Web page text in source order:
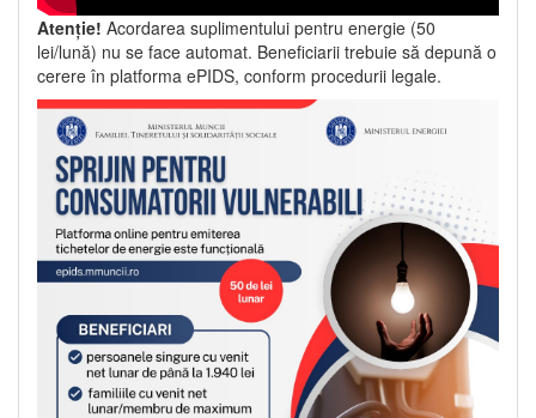
Atenție! Acordarea suplimentului pentru energie (50
lei/lună) nu se face automat. Beneficiarii trebuie să depună o
cerere în platforma ePIDS, conform procedurii legale.